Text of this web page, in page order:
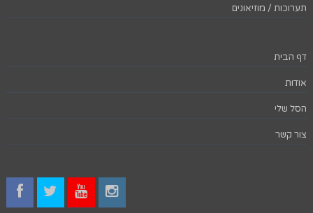
תערוכות / מוזיאונים
דף הבית
אודות
הסל שלי
צור קשר